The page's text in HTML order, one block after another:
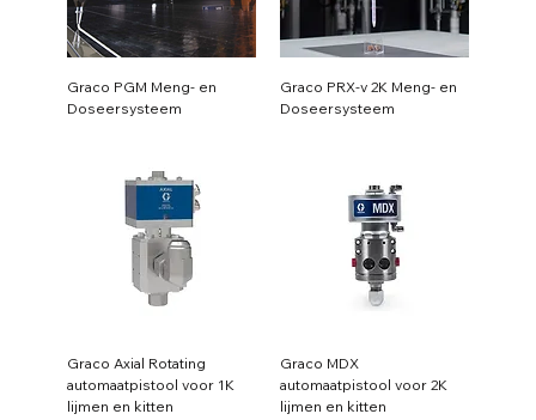
Graco PGM Meng- en
Doseersysteem
Graco PRX-v 2K Meng- en
Doseersysteem
Graco Axial Rotating
automaatpistool voor 1K
lijmen en kitten
Graco MDX
automaatpistool voor 2K
lijmen en kitten